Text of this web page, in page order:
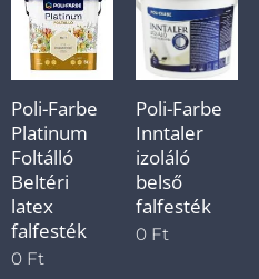
Poli-Farbe
Platinum
Foltálló
Beltéri
latex
falfesték
0 Ft
Poli-Farbe
Inntaler
izoláló
belső
falfesték
0 Ft